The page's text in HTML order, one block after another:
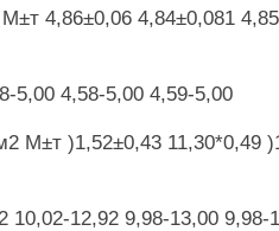
4,86±0,06 4,84±0,081
5,00 4,58-5,00 4,59-5,00
М±т )1,52±0,43 11,30*0,49
10,02-12,92 9,98-13,00 9,98-